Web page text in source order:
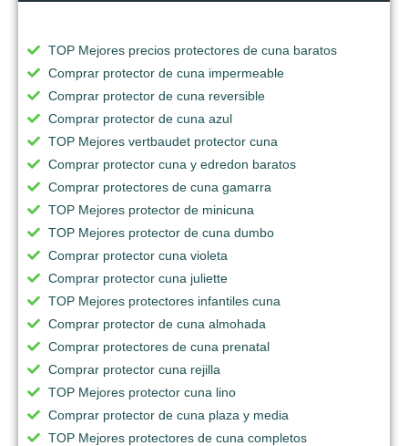
TOP Mejores precios protectores de cuna baratos
Comprar protector de cuna impermeable
Comprar protector de cuna reversible
Comprar protector de cuna azul
TOP Mejores vertbaudet protector cuna
Comprar protector cuna y edredon baratos
Comprar protectores de cuna gamarra
TOP Mejores protector de minicuna
TOP Mejores protector de cuna dumbo
Comprar protector cuna violeta
Comprar protector cuna juliette
TOP Mejores protectores infantiles cuna
Comprar protector de cuna almohada
Comprar protectores de cuna prenatal
Comprar protector cuna rejilla
TOP Mejores protector cuna lino
Comprar protector de cuna plaza y media
TOP Mejores protectores de cuna completos